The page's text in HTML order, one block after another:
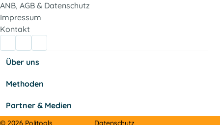
ANB, AGB & Datenschutz
Impressum
Kontakt
Über uns
Methoden
Partner & Medien
© 2026 Politools Datenschutz